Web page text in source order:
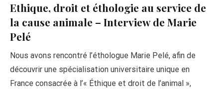
Ethique, droit et éthologie au service de
la cause animale – Interview de Marie
Pelé
Nous avons rencontré l’éthologue Marie Pelé, afin de
découvrir une spécialisation universitaire unique en
France consacrée à l’« Éthique et droit de l’animal »,